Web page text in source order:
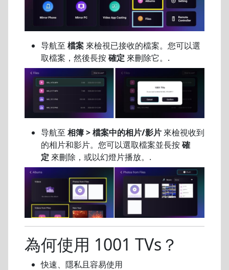
导航至 檔案 來檢視已接收的檔案。您可以選
取檔案，然後長按確定 來刪除它。.
导航至 相簿 > 檔案中的相片/影片 來檢視收到
的相片和影片。您可以選取檔案並長按確
定 來刪除，或以幻燈片播放。.
為何使用 1001 TVs？
快速、隱私且容易使用